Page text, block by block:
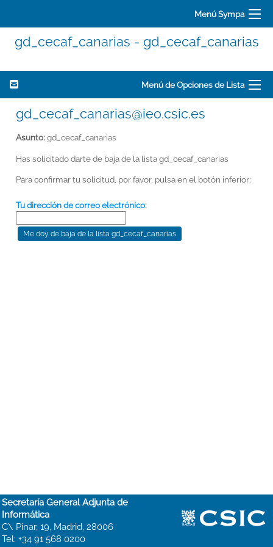
Menú Sympa
gd_cecaf_canarias - gd_cecaf_canarias
Menú de Opciones de Lista
gd_cecaf_canarias@ieo.csic.es
Asunto:gd_cecaf_canarias
Has solicitado darte de baja de la lista gd_cecaf_canarias
Para confirmar tu solicitud, por favor, pulsa en el botón inferior:
Tu dirección de correo electrónico:
Secretaría General Adjunta de
Informática
C\ Pinar, 19, Madrid, 28006
Tel: +34 91 568 0200